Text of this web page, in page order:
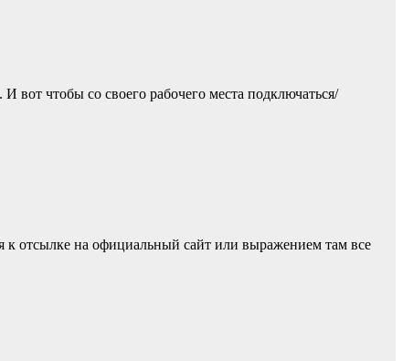
вот чтобы со своего рабочего места подключаться/
к отсылке на официальный сайт или выражением там все